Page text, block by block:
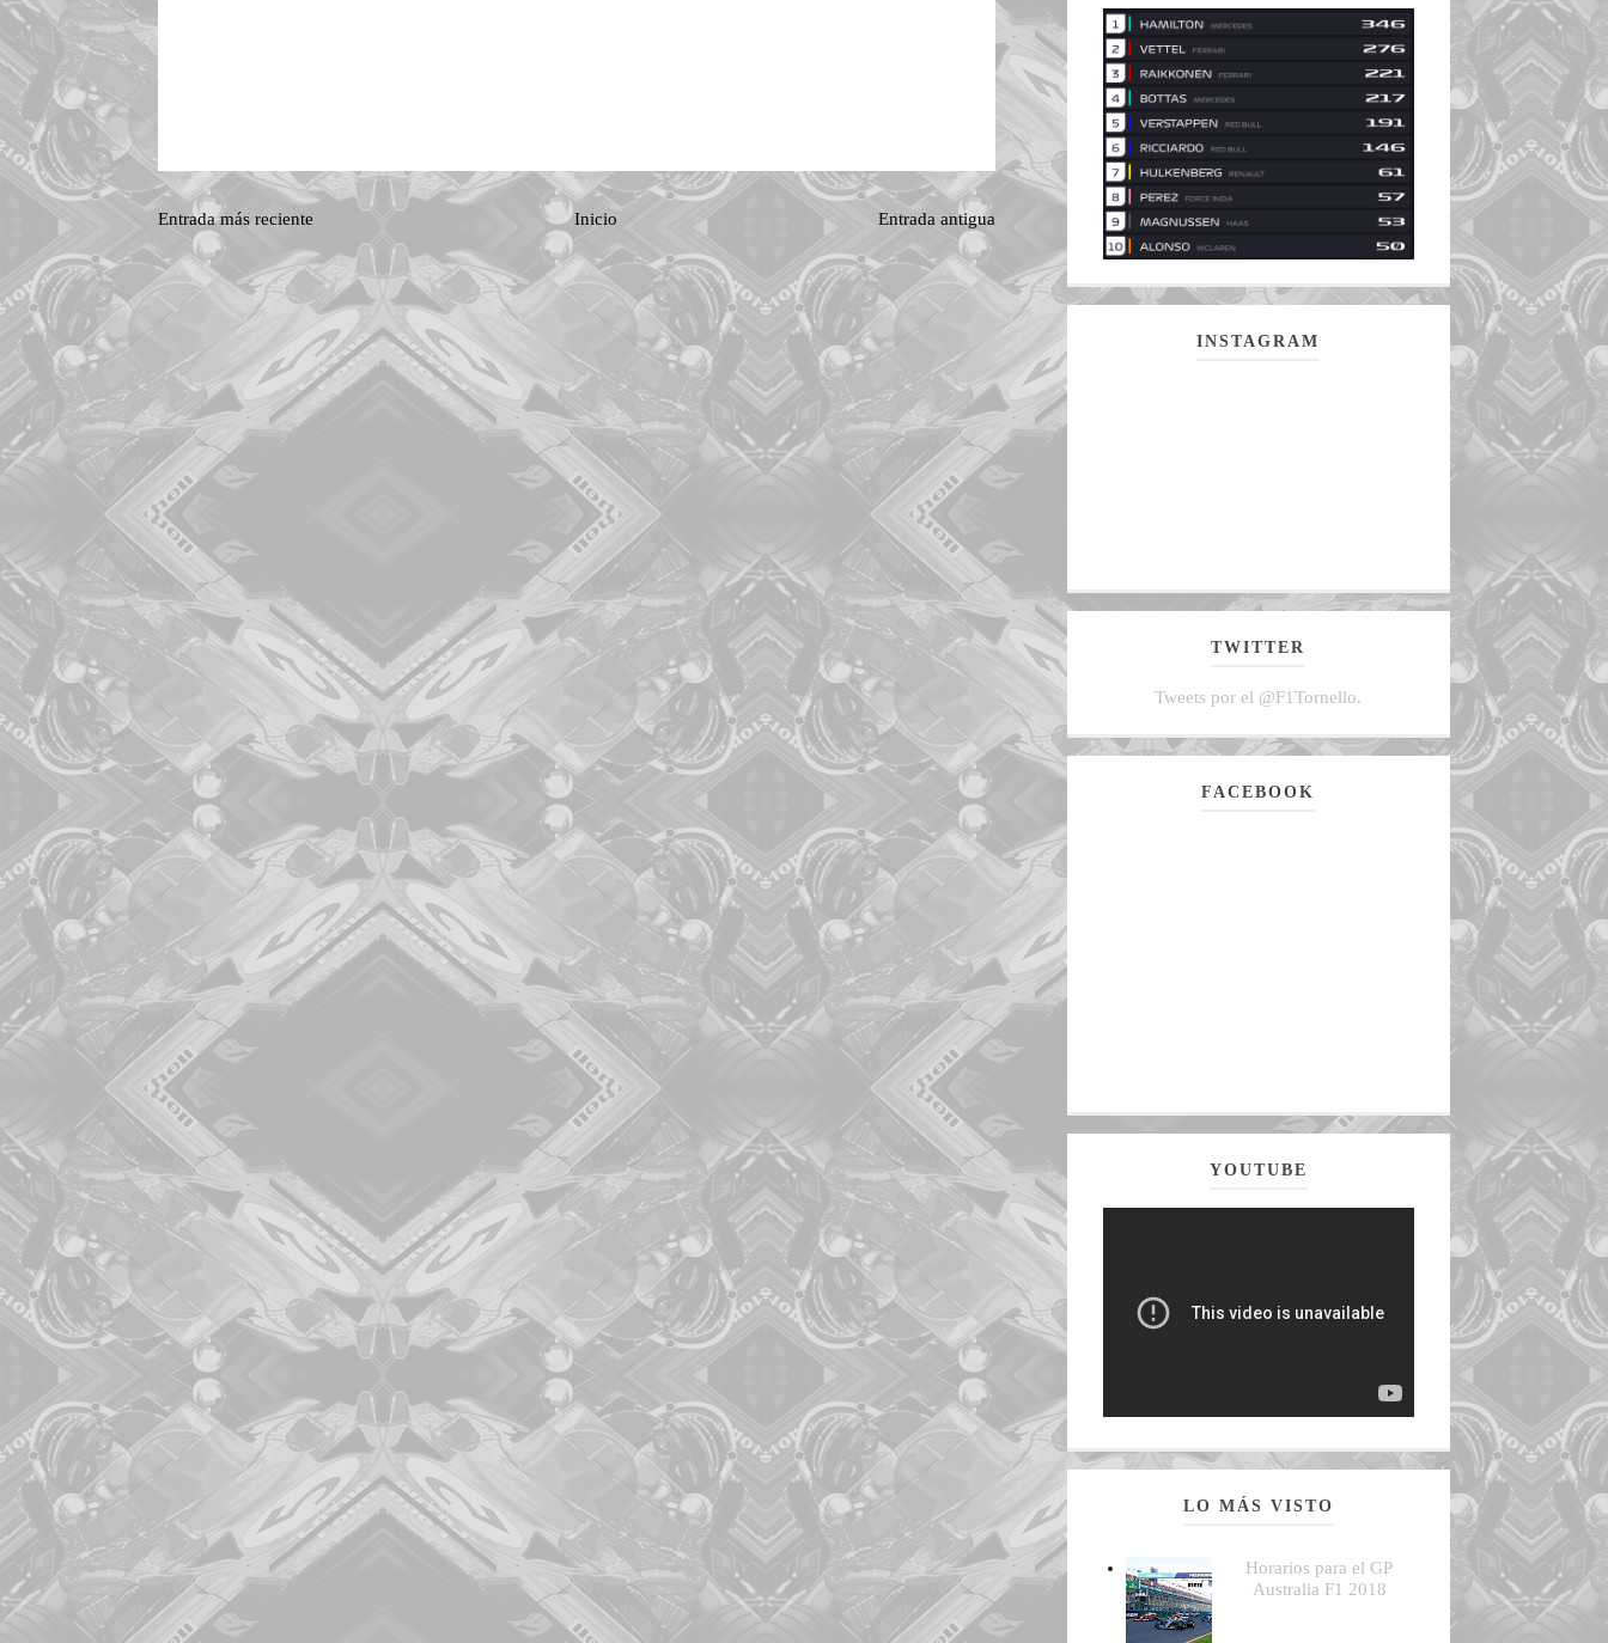
Entrada más reciente Entrada antigua
Inicio
INSTAGRAM
TWITTER
Tweets por el @F1Tornello.
FACEBOOK
YOUTUBE
LO MÁS VISTO
Horarios para el GP
Australia F1 2018